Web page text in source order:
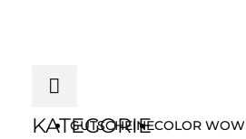
KATEGORIE
GUTSCHEINECOLOR WOW